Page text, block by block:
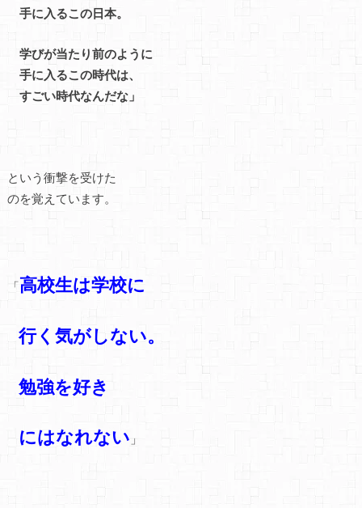
手に入るこの日本。
学びが当たり前のように
手に入るこの時代は、
すごい時代なんだな」
という衝撃を受けた
のを覚えています。
「高校生は学校に
行く気がしない。
勉強を好き
にはなれない 」